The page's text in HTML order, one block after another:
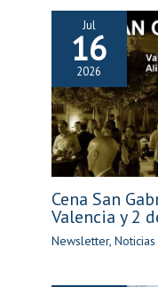
Jul
16
2026
Cena San
Valencia y 2
Newsletter, Noticias